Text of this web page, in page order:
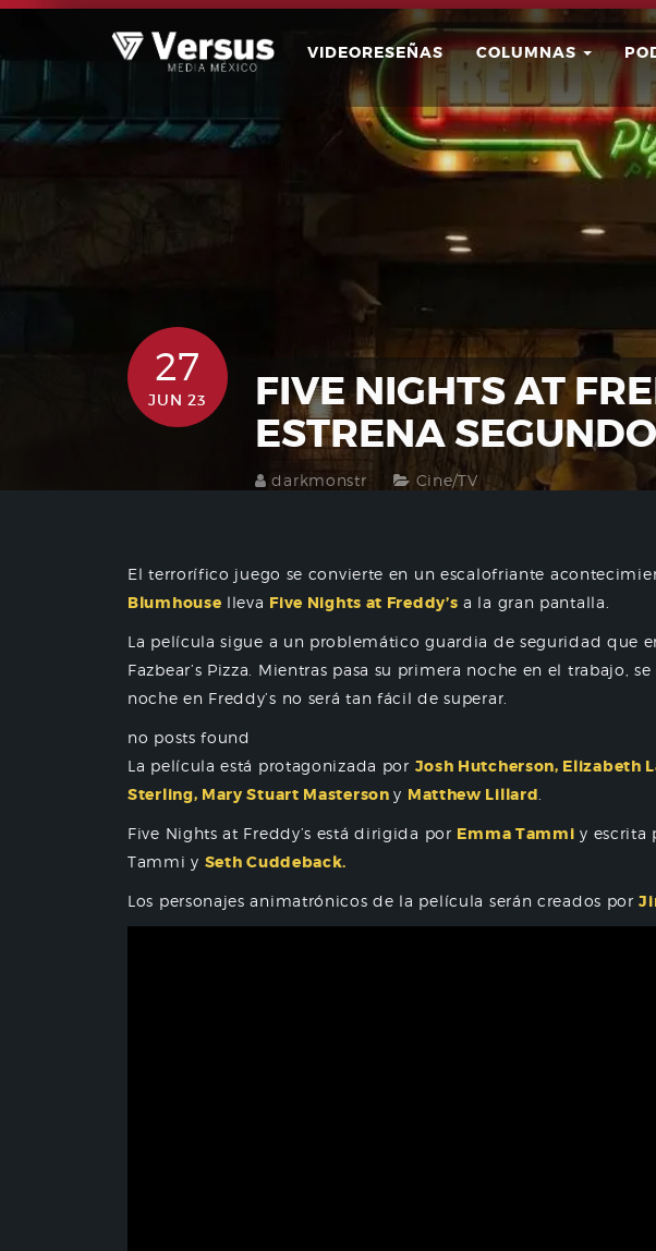
Skip
VIDEORESEÑAS COLUMNAS
Buscar
27
JUN 23
FIVE NIGHTS AT
ESTRENA
darkmonstr Cine/TV
El terrorífico juego se convierte en un escalofriante
Blumhouse lleva Five Nights at Freddy’s a la gran pantalla.
La película sigue a un problemático guardia de seguridad que
Fazbear’s Pizza. Mientras pasa su primera noche en el trabajo,
noche en Freddy’s no será tan fácil de superar.
no posts found
La película está protagonizada por Josh Hutcherson, Elizabeth
Sterling, Mary Stuart Mastersony Matthew Lillard
Five Nights at Freddy’s está dirigida por Emma Tammi y escrita
Tammi y Seth Cuddeback.
Los personajes animatrónicos de la película serán creados por